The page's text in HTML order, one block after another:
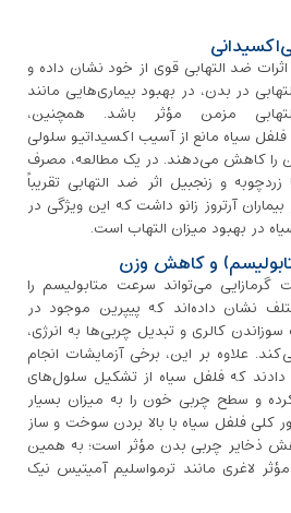
ضد التهابی قوی از خود نشان داده و
در بدن، در بهبود بیماری‌هایی مانند
مزمن مؤثر باشد. همچنین،
سیاه مانع از آسیب اکسیداتیو سلولی
را کاهش می‌دهند. در یک مطالعه، مصرف
و زنجبیل اثر ضد التهابی تقریباً
بیماران آرتروز زانو داشت که این ویژگی در
در بهبود میزان التهاب است.
و کاهش وزن
می‌تواند سرعت متابولیسم را
نشان داده‌اند که پیپرین موجود در
کالری‌ و تبدیل چربی‌ها به انرژی،
علاوه بر این، برخی آزمایشات انجام
که فلفل سیاه از تشکیل سلول‌های
و سطح چربی خون را به میزان بسیار
فلفل سیاه با بالا بردن سوخت و ساز
ذخایر چربی بدن مؤثر است؛ به‌ همین
لاغری مانند ترمواسلیم آمیتیس نیک